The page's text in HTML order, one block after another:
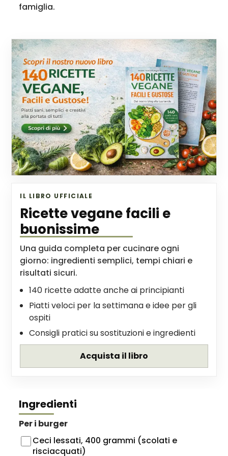
famiglia.
IL LIBRO UFFICIALE
Ricette vegane facili e
buonissime
Una guida completa per cucinare ogni
giorno: ingredienti semplici, tempi chiari e
risultati sicuri.
140 ricette adatte anche ai principianti
Piatti veloci per la settimana e idee per gli
ospiti
Consigli pratici su sostituzioni e ingredienti
Acquista il libro
Ingredienti
Per i burger
Ceci lessati, 400 grammi (scolati e
risciacquati)